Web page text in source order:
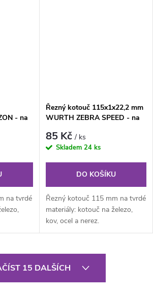
- na
na tvrdé
Řezný kotouč 115x1x22,2 mm
WURTH ZEBRA SPEED - na
85 Kč/ ks
Skladem 24 ks
DO KOŠÍKU
Řezný kotouč 115 mm na tvrdé
materiály: kotouč na železo,
kov, ocel a nerez.
15 DALŠÍCH